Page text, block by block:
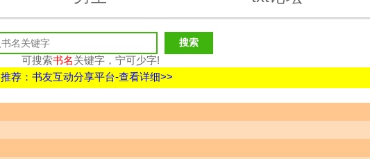
可搜索书名关键字，宁可少字!
推荐：书友互动分享平台-查看详细>>